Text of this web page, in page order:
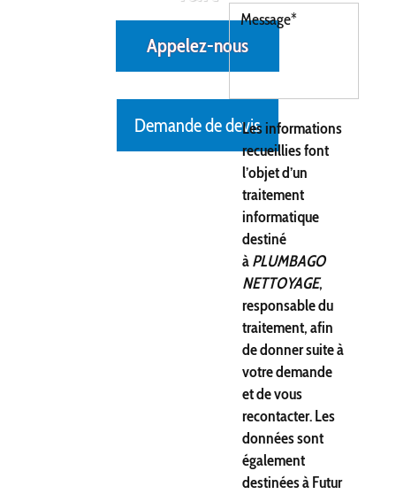
Appelez-nous
Demande de devisLes informations
recueillies font
l’objet d’un
traitement
informatique
destiné
àPLUMBAGO
NETTOYAGE,
responsable du
traitement, afin
de donner suite à
votre demande
et de vous
recontacter. Les
données sont
également
destinées à Futur